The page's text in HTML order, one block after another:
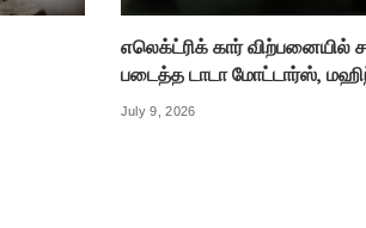
எலெக்ட்ரிக் கார் விற்பனையில்
படைத்த டாடா மோட்டார்ஸ்,
July 9, 2026